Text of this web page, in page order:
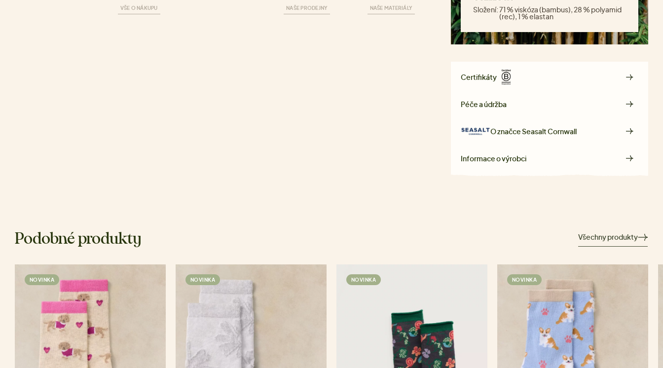
VŠE O NÁKUPU NAŠE PRODEJNY NAŠE MATERIÁLY Složení:71 % viskóza (bambus), 28 % polyamid
(rec), 1 % elastan
Certifikáty
Péče a údržba
O značceSeasalt Cornwall
Informace o výrobci
Podobné produkty Všechny produkty
NOVINKA NOVINKA NOVINKA NOVINKA